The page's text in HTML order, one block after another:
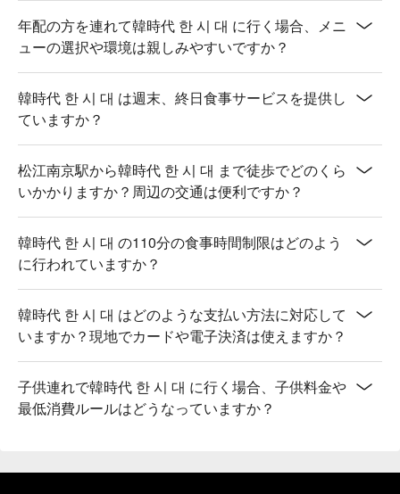
年配の方を連れて韓時代 한 시 대 に行く場合、メニ
ューの選択や環境は親しみやすいですか？
韓時代 한 시 대 は週末、終日食事サービスを提供し
ていますか？
松江南京駅から韓時代 한 시 대 まで徒歩でどのくら
いかかりますか？周辺の交通は便利ですか？
韓時代 한 시 대 の110分の食事時間制限はどのよう
に行われていますか？
韓時代 한 시 대 はどのような支払い方法に対応して
いますか？現地でカードや電子決済は使えますか？
子供連れで韓時代 한 시 대 に行く場合、子供料金や
最低消費ルールはどうなっていますか？